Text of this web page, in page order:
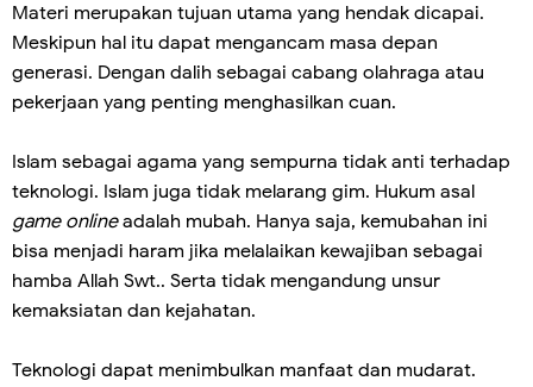
Materi merupakan tujuan utama yang hendak dicapai.
Meskipun hal itu dapat mengancam masa depan
generasi. Dengan dalih sebagai cabang olahraga atau
pekerjaan yang penting menghasilkan cuan.
Islam sebagai agama yang sempurna tidak anti terhadap
teknologi. Islam juga tidak melarang gim. Hukum asal
game onlineadalah mubah. Hanya saja, kemubahan ini
bisa menjadi haram jika melalaikan kewajiban sebagai
hamba Allah Swt.. Serta tidak mengandung unsur
kemaksiatan dan kejahatan.
Teknologi dapat menimbulkan manfaat dan mudarat.